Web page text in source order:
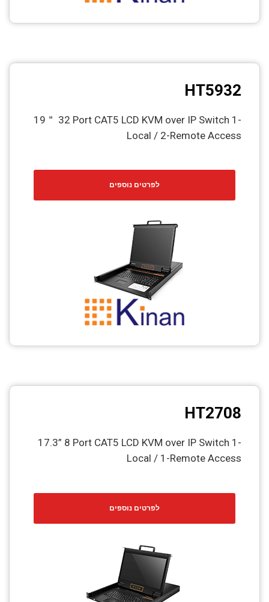
HT5932
19＂ 32 Port CAT5 LCD KVM over IP Switch 1-
Local / 2-Remote Access
לפרטים נוספים
HT2708
17.3” 8 Port CAT5 LCD KVM over IP Switch 1-
Local / 1-Remote Access
לפרטים נוספים